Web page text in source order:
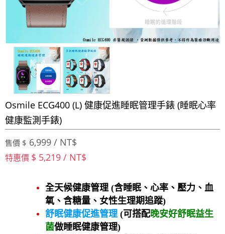
Osmile ECG400 (L) 健康促進睡眠管理手錶 (睡眠心率
健康監測手錶)
售價 $ 6,999 / NT$
特惠價 $ 5,219 / NT$
全天候健康管理 (含睡眠、心率、壓力、血
氧、含糖量、女性生理期追蹤)
舒眠健康促進管理(可搭配晚安好舒眠益生
菌做睡眠健康管理)